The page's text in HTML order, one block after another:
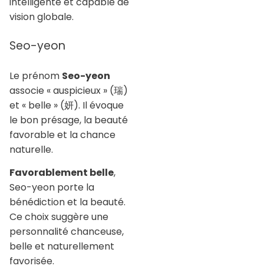
vision globale.
Seo-yeon
Le prénom Seo-yeon
associe « auspicieux » (瑞)
et « belle » (妍). Il évoque
le bon présage, la beauté
favorable et la chance
naturelle.
Favorablement belle,
Seo-yeon porte la
bénédiction et la beauté.
Ce choix suggère une
personnalité chanceuse,
belle et naturellement
favorisée.